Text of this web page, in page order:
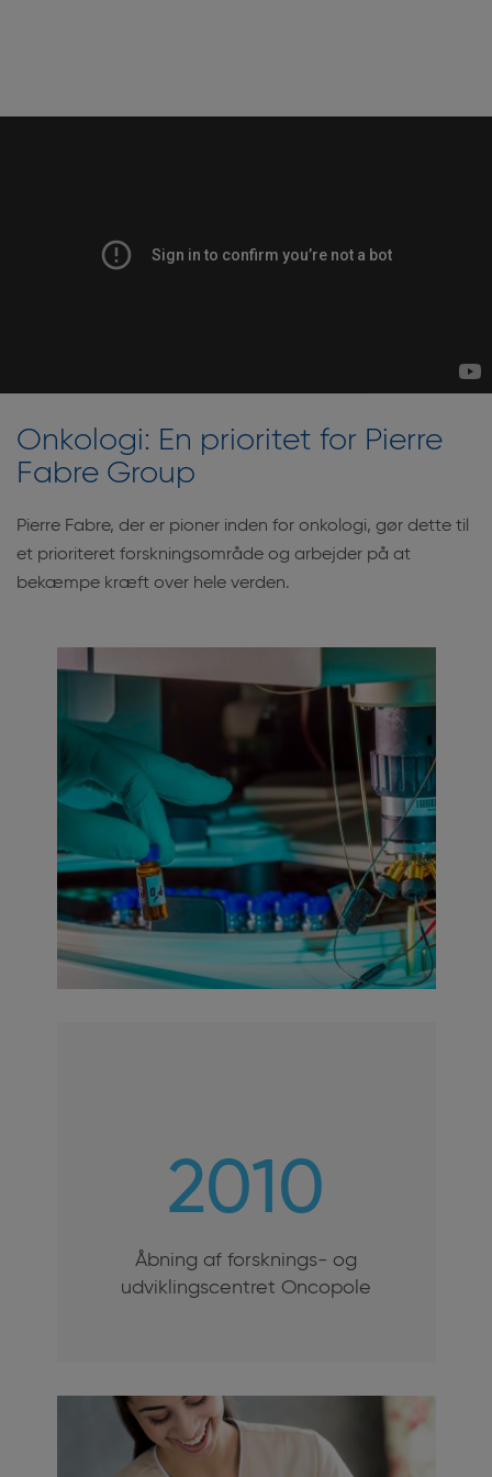
Onkologi: En prioritet for Pierre
Fabre Group
Pierre Fabre, der er pioner inden for onkologi, gør dette til
et prioriteret forskningsområde og arbejder på at
bekæmpe kræft over hele verden.
2010
Åbning af forsknings- og
udviklingscentret Oncopole